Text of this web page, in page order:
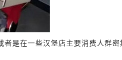
是在一些汉堡店主要消费人群